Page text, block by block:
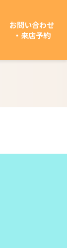
お問い合わせ
・来店予約